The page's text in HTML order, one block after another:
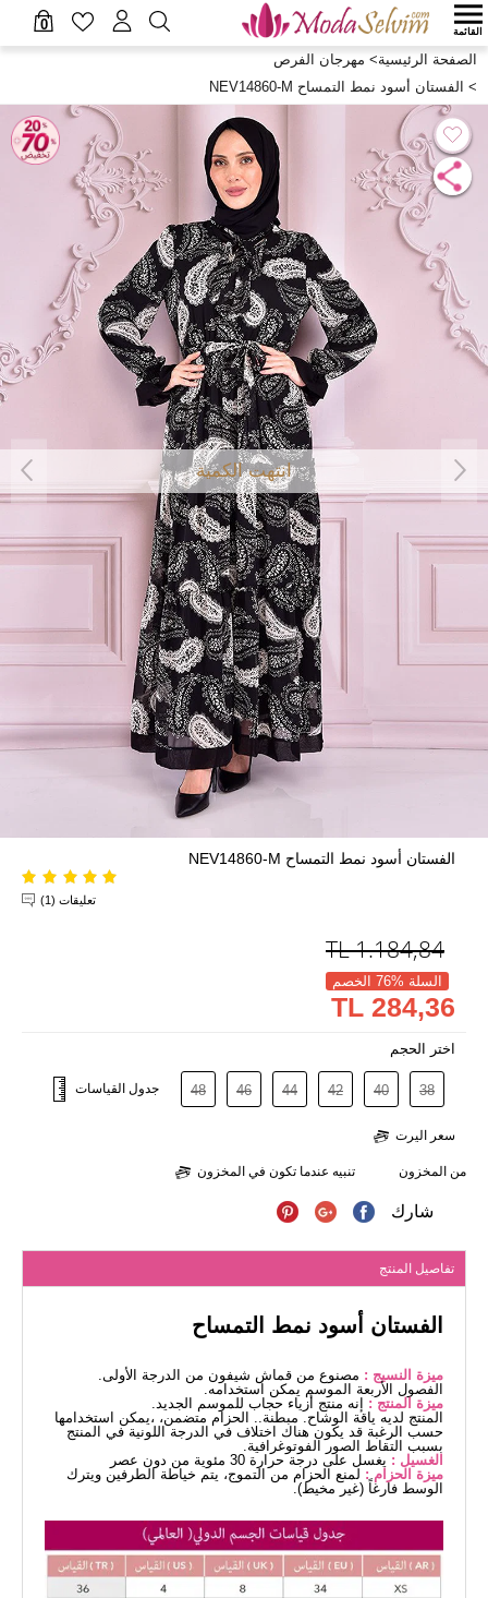
0 القائمة
الصفحة الرئيسية> مهرجان الفرص
> الفستان أسود نمط التمساح NEV14860-M
انتهت الكمية
الفستان أسود نمط التمساح NEV14860-M
تعليقات (1)
1.184,84
TL
السلة %76 الخصم
284,36 TL
اختر الحجم
38
40
42
44
46
48 جدول القياسات
سعر اليرت
من المخزون تنبيه عندما تكون في المخزون
شارك
تفاصيل المنتج
الفستان أسود نمط التمساح
ميزة النسيج : مصنوع من قماش شيفون من الدرجة الأولى.
الفصول الأربعة الموسم يمكن استخدامه.
ميزة المنتج : إنه منتج أزياء حجاب للموسم الجديد.
المنتج لديه ياقة الوشاح. مبطنة.. الحزام متضمن، ،يمكن استخدامها
حسب الرغبة قد يكون هناك اختلاف في الدرجة اللونية في المنتج
بسبب التقاط الصور الفوتوغرافية.
الغسيل : يغسل على درجة حرارة 30 مئوية من دون عصر
ميزة الحزام : لمنع الحزام من التموج، يتم خياطة الطرفين ويترك
الوسط فارغاً (غير مخيط).